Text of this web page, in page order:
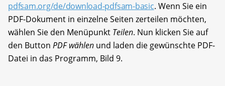
pdfsam.org/de/download-pdfsam-basic. Wenn Sie ein
PDF-Dokument in einzelne Seiten zerteilen möchten,
wählen Sie den Menüpunkt Teilen. Nun klicken Sie auf
den Button PDF wählen und laden die gewünschte PDF-
Datei in das Programm, Bild 9.